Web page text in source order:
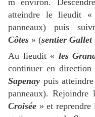
m environ.
atteindre le lieudit «
panneaux) puis
Côtes » (sentier Gallet
Au lieudit « les
continuer en direction
Sapenay puis
panneaux). Rejoindre
Croisée » et reprendre